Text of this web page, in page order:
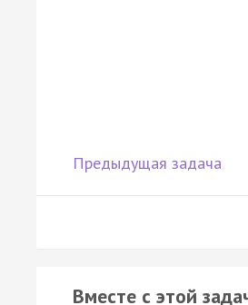
Предыдущая задача
Вместе с этой